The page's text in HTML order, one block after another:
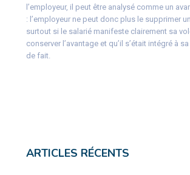
l’employeur, il peut être analysé comme un
: l’employeur ne peut donc plus le supprimer
surtout si le salarié manifeste clairement sa
conserver l’avantage et qu’il s’était intégré à
de fait.
ARTICLES RÉCENTS